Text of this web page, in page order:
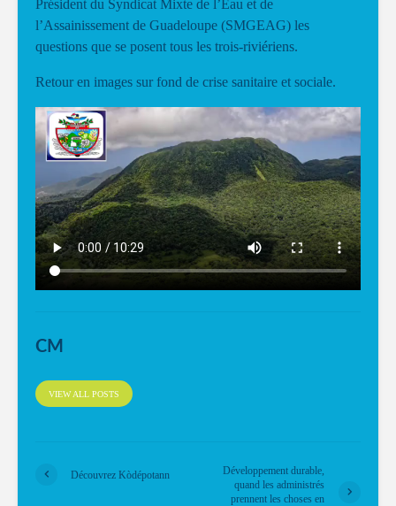
Président du Syndicat Mixte de l’Eau et de
l’Assainissement de Guadeloupe (SMGEAG) les
questions que se posent tous les trois-riviériens.
Retour en images sur fond de crise sanitaire et sociale.
CM
VIEW ALL POSTS
Découvrez Kòdépotann
Développement durable,
quand les administrés
prennent les choses en